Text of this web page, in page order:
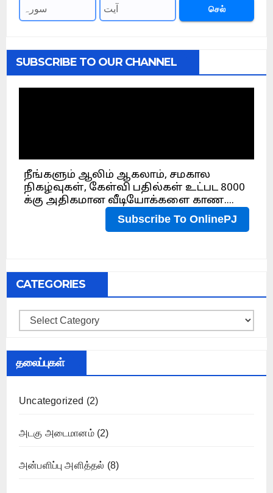
செல்
SUBSCRIBE TO OUR CHANNEL
CATEGORIES
Categories
தலைப்புகள்
Uncategorized (2)
அடகு அடைமானம்(2)
அன்பளிப்பு அளித்தல் (8)